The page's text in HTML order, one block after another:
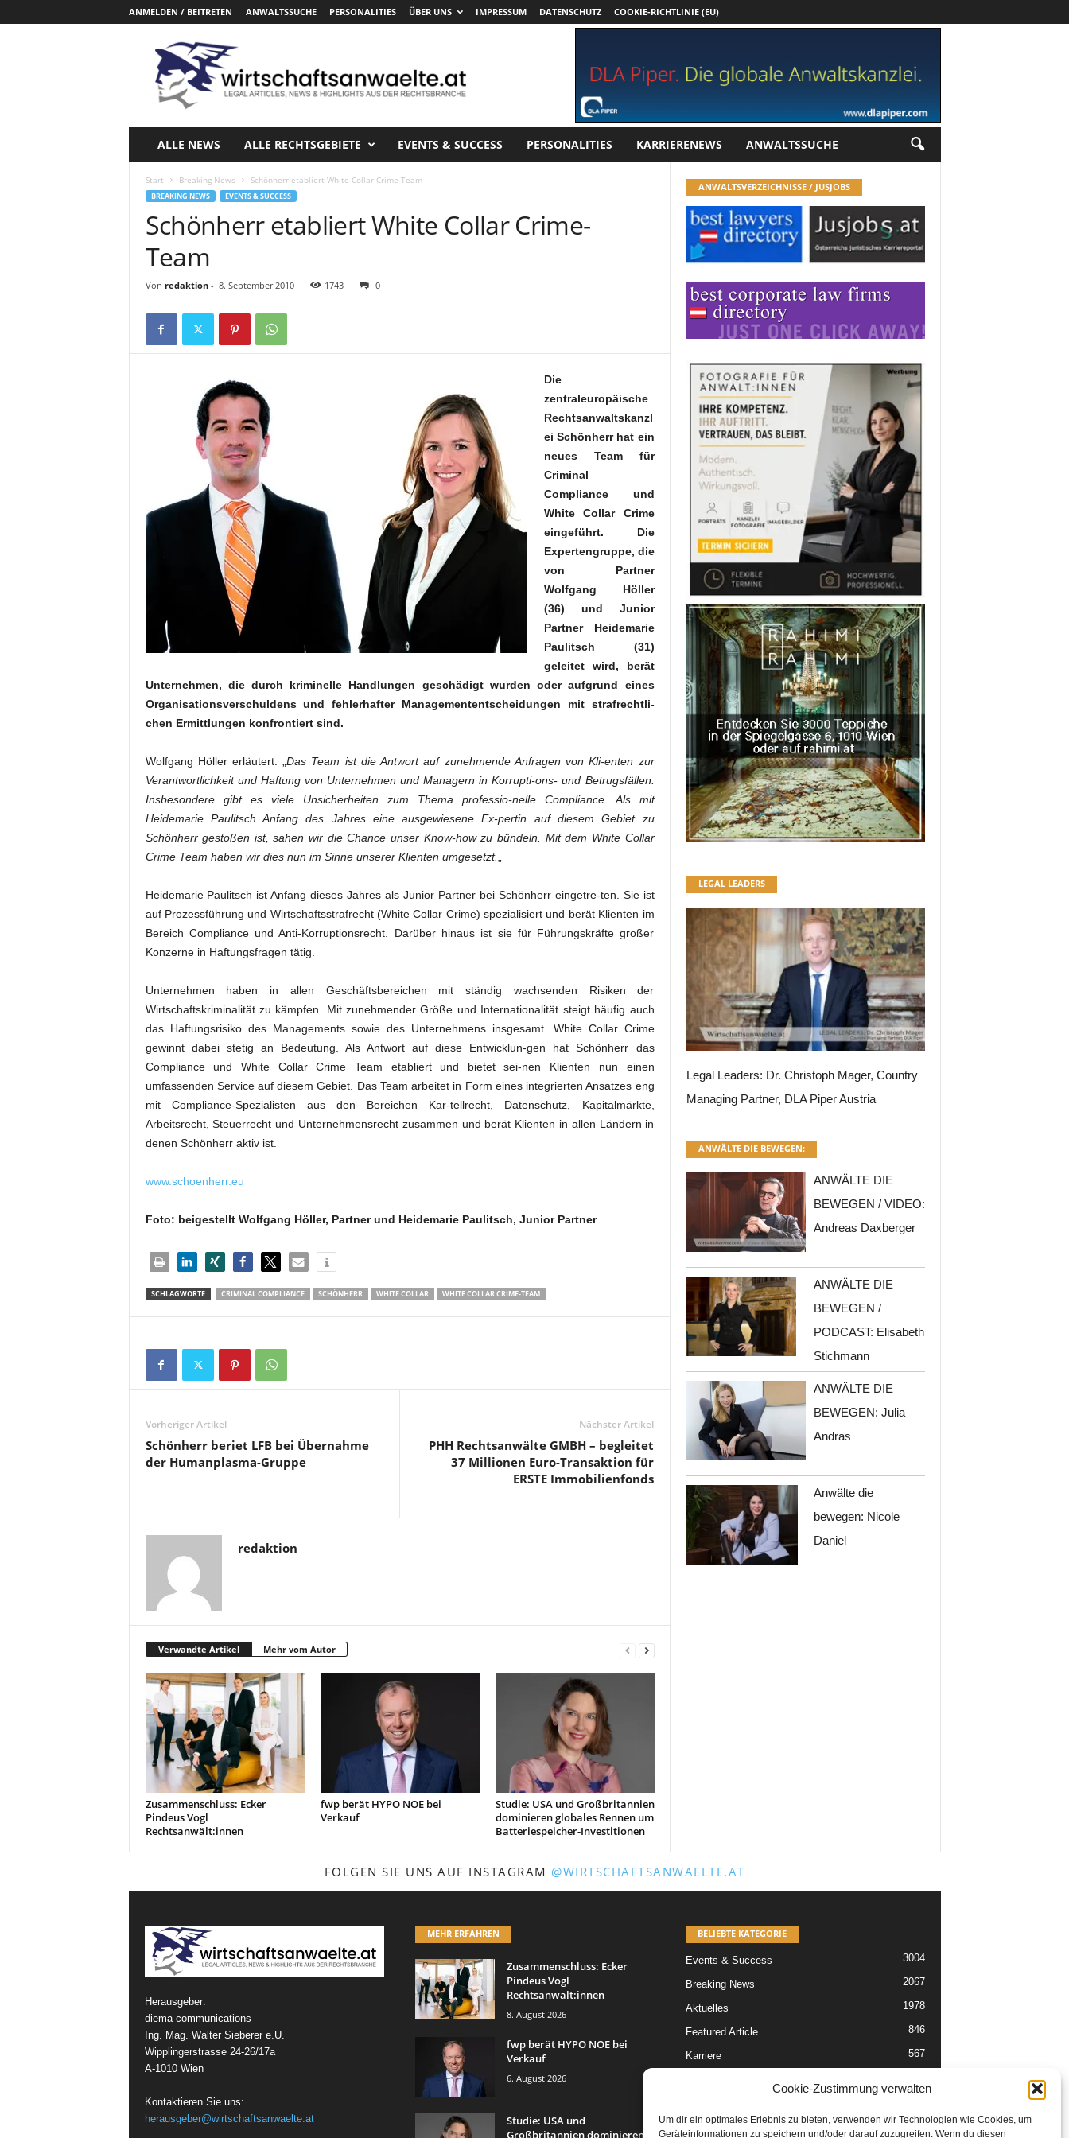
Cookie-Zustimmung verwalten
Um dir ein optimales Erlebnis zu bieten, verwenden wir Technologien wie Cookies, um
Geräteinformationen zu speichern und/oder darauf zuzugreifen. Wenn du diesen
ANMELDEN / BEITRETEN ANWALTSSUCHE PERSONALITIES ÜBER UNS IMPRESSUM DATENSCHUTZ COOKIE-RICHTLINIE (EU)
l
.
ALLE NEWS ALLE RECHTSGEBIETE EVENTS & SUCCESS PERSONALITIES KARRIERENEWS ANWALTSSUCHE
Start Breaking News Schönherr etabliert White Collar Crime-Team
BREAKING NEWS EVENTS & SUCCESS
Schönherr etabliert White Collar Crime-
Team
Von redaktion- 8. September 2010 1743 0
Die
zentraleuropäische
Rechtsanwaltskanzl
ei Schönherr hat ein
neues Team für
Criminal
Compliance und
White Collar Crime
eingeführt. Die
Expertengruppe, die
von Partner
Wolfgang Höller
(36) und Junior
Partner Heidemarie
Paulitsch (31)
geleitet wird, berät
Unternehmen, die durch kriminelle Handlungen geschädigt wurden oder aufgrund eines
Organisationsverschuldens und fehlerhafter Managemententscheidungen mit strafrechtli-
chen Ermittlungen konfrontiert sind.
Wolfgang Höller erläutert: „Das Team ist die Antwort auf zunehmende Anfragen von Kli-enten zur
Verantwortlichkeit und Haftung von Unternehmen und Managern in Korrupti-ons- und Betrugsfällen.
Insbesondere gibt es viele Unsicherheiten zum Thema professio-nelle Compliance. Als mit
Heidemarie Paulitsch Anfang des Jahres eine ausgewiesene Ex-pertin auf diesem Gebiet zu
Schönherr gestoßen ist, sahen wir die Chance unser Know-how zu bündeln. Mit dem White Collar
Crime Team haben wir dies nun im Sinne unserer Klienten umgesetzt.
Heidemarie Paulitsch ist Anfang dieses Jahres als Junior Partner bei Schönherr eingetre-ten. Sie ist
auf Prozessführung und Wirtschaftsstrafrecht (White Collar Crime) spezialisiert und berät Klienten im
Bereich Compliance und Anti-Korruptionsrecht. Darüber hinaus ist sie für Führungskräfte großer
Konzerne in Haftungsfragen tätig.
Unternehmen haben in allen Geschäftsbereichen mit ständig wachsenden Risiken der
Wirtschaftskriminalität zu kämpfen. Mit zunehmender Größe und Internationalität steigt häufig auch
das Haftungsrisiko des Managements sowie des Unternehmens insgesamt. White Collar Crime
gewinnt dabei stetig an Bedeutung. Als Antwort auf diese Entwicklun-gen hat Schönherr das
Compliance und White Collar Crime Team etabliert und bietet sei-nen Klienten nun einen
umfassenden Service auf diesem Gebiet. Das Team arbeitet in Form eines integrierten Ansatzes eng
mit Compliance-Spezialisten aus den Bereichen Kar-tellrecht, Datenschutz, Kapitalmärkte,
Arbeitsrecht, Steuerrecht und Unternehmensrecht zusammen und berät Klienten in allen Ländern in
denen Schönherr aktiv ist.
www.schoenherr.eu
Foto: beigestellt Wolfgang Höller, Partner und Heidemarie Paulitsch, Junior Partner
SCHLAGWORTE CRIMINAL COMPLIANCE SCHÖNHERR WHITE COLLAR WHITE COLLAR CRIME-TEAM
Vorheriger Artikel
Schönherr beriet LFB bei Übernahme
der Humanplasma-Gruppe
Nächster Artikel
PHH Rechtsanwälte GMBH – begleitet
37 Millionen Euro-Transaktion für
ERSTE Immobilienfonds
redaktion
Verwandte Artikel Mehr vom Autor
Zusammenschluss: Ecker
Pindeus Vogl
Rechtsanwält:innen
fwp berät HYPO NOE bei
Verkauf
Studie: USA und Großbritannien
dominieren globales Rennen um
Batteriespeicher-Investitionen
ANWALTSVERZEICHNISSE / JUSJOBS
LEGAL LEADERS
Legal Leaders: Dr. Christoph Mager, Country
Managing Partner, DLA Piper Austria
ANWÄLTE DIE BEWEGEN:
ANWÄLTE DIE
BEWEGEN / VIDEO:
Andreas Daxberger
ANWÄLTE DIE
BEWEGEN /
PODCAST: Elisabeth
Stichmann
ANWÄLTE DIE
BEWEGEN: Julia
Andras
Anwälte die
bewegen: Nicole
Daniel
FOLGEN SIE UNS AUF INSTAGRAM @WIRTSCHAFTSANWAELTE.AT
Herausgeber:
diema communications
Ing. Mag. Walter Sieberer e.U.
Wipplingerstrasse 24-26/17a
A-1010 Wien
Kontaktieren Sie uns:
herausgeber@wirtschaftsanwaelte.at
MEHR ERFAHREN
Zusammenschluss: Ecker
Pindeus Vogl
Rechtsanwält:innen
8. August 2026
fwp berät HYPO NOE bei
Verkauf
6. August 2026
Studie: USA und
Großbritannien dominieren
BELIEBTE KATEGORIE
Events & Success 3004
Breaking News 2067
Aktuelles 1978
Featured Article 846
Karriere 567